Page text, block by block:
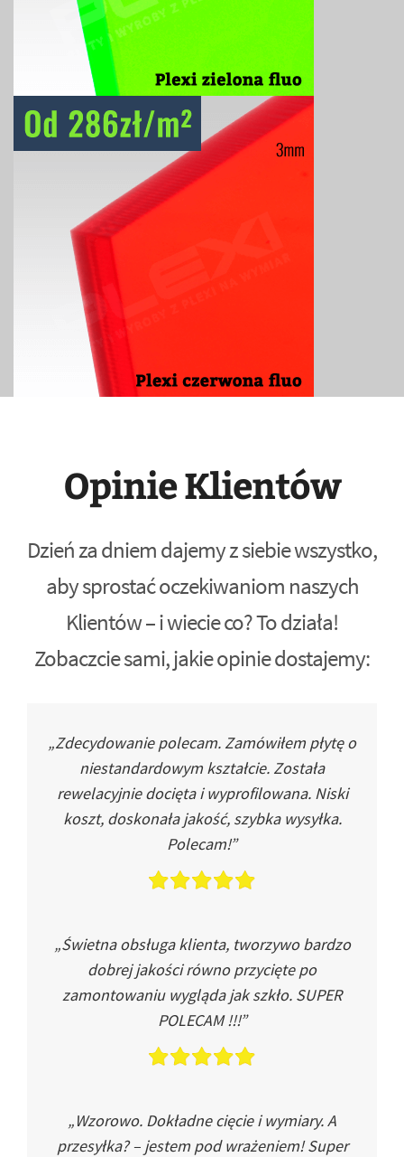
Opinie Klientów
Dzień za dniem dajemy z siebie wszystko,
aby sprostać oczekiwaniom naszych
Klientów – i wiecie co? To działa!
Zobaczcie sami, jakie opinie dostajemy:
„Zdecydowanie polecam. Zamówiłem płytę o
niestandardowym kształcie. Została
rewelacyjnie docięta i wyprofilowana. Niski
koszt, doskonała jakość, szybka wysyłka.
Polecam!”
„Świetna obsługa klienta, tworzywo bardzo
dobrej jakości równo przycięte po
zamontowaniu wygląda jak szkło. SUPER
POLECAM !!!”
„Wzorowo. Dokładne cięcie i wymiary. A
przesyłka? – jestem pod wrażeniem! Super